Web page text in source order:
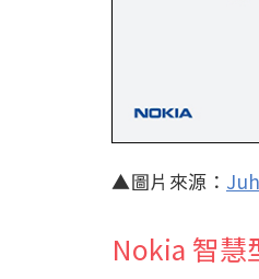
▲圖片來源：
Nokia 智慧